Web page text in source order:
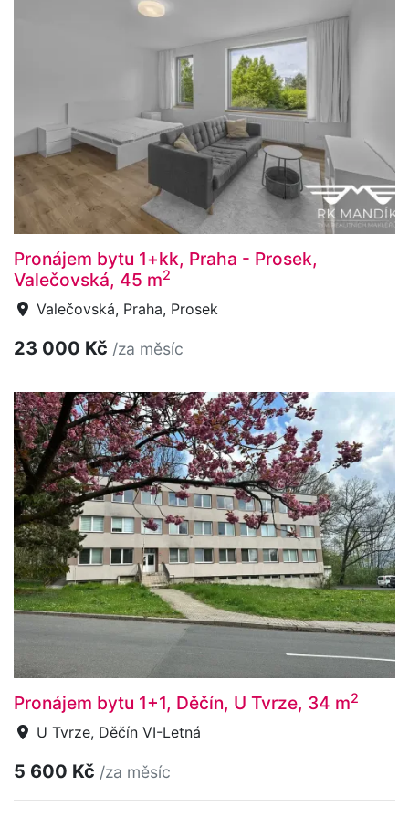
Pronájem bytu 1+kk, Praha - Prosek,
Valečovská, 45 m2
Valečovská, Praha, Prosek
23 000 Kč /za měsíc
Pronájem bytu 1+1, Děčín, U Tvrze, 34 m2
U Tvrze, Děčín VI-Letná
5 600 Kč /za měsíc